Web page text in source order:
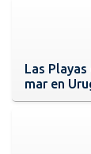
Las
mar en